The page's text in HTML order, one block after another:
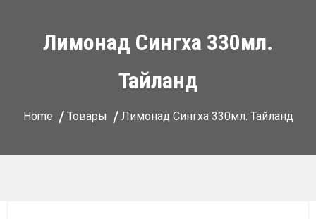
Лимонад Сингха 330мл.
Тайланд
Home Товары Лимонад Сингха 330мл. Тайланд